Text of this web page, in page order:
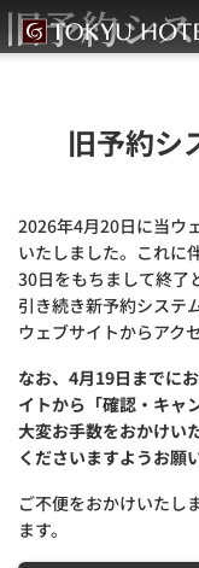
旧予約シ
旧予約シ
2026年4月20日に当ウ
いたしました。これに
30日をもちまして終了
引き続き新予約システ
ウェブサイトからアク
なお、4月19日までに
イトから「確認・キャ
大変お手数をおかけい
くださいますようお願
ご不便をおかけいたし
ます。